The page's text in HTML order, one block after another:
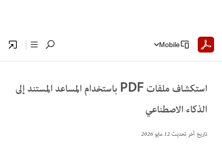
Mobile
استكشاف ملفات PDF باستخدام المساعد المستند إلى
الذكاء الاصطناعي
تاريخ آخر تحديث12 مايو 2026